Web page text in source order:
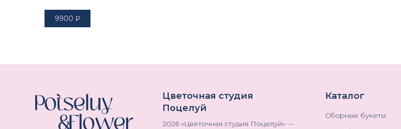
9900 ₽
Цветочная студия
Поцелуй
2026 «Цветочная студия Поцелуй» —
Каталог
Сборные букеты